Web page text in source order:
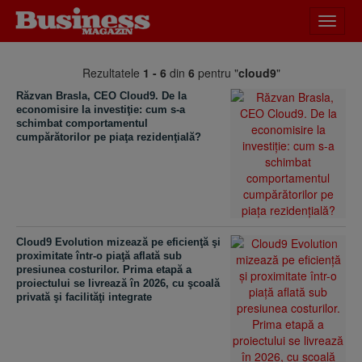
meniu
Rezultatele 1 - 6 din 6 pentru "cloud9"
Răzvan Brasla, CEO Cloud9. De la
economisire la investiţie: cum s-a
schimbat comportamentul
cumpărătorilor pe piaţa rezidenţială?
Cloud9 Evolution mizează pe eficienţă şi
proximitate într-o piaţă aflată sub
presiunea costurilor. Prima etapă a
proiectului se livrează în 2026, cu şcoală
privată şi facilităţi integrate